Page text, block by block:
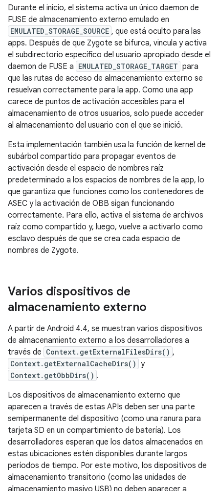
Durante el inicio, el sistema activa un único daemon de
FUSE de almacenamiento externo emulado en
EMULATED_STORAGE_SOURCE , que está oculto para las
apps. Después de que Zygote se bifurca, vincula y activa
el subdirectorio específico del usuario apropiado desde el
daemon de FUSE a EMULATED_STORAGE_TARGET para
que las rutas de acceso de almacenamiento externo se
resuelvan correctamente para la app. Como una app
carece de puntos de activación accesibles para el
almacenamiento de otros usuarios, solo puede acceder
al almacenamiento del usuario con el que se inició.
Esta implementación también usa la función de kernel de
subárbol compartido para propagar eventos de
activación desde el espacio de nombres raíz
predeterminado a los espacios de nombres de la app, lo
que garantiza que funciones como los contenedores de
ASEC y la activación de OBB sigan funcionando
correctamente. Para ello, activa el sistema de archivos
raíz como compartido y, luego, vuelve a activarlo como
esclavo después de que se crea cada espacio de
nombres de Zygote.
Varios dispositivos de
almacenamiento externo
A partir de Android 4.4, se muestran varios dispositivos
de almacenamiento externo a los desarrolladores a
través de Context.getExternalFilesDirs() ,
Context.getExternalCacheDirs() y
Context.getObbDirs() .
Los dispositivos de almacenamiento externo que
aparecen a través de estas APIs deben ser una parte
semipermanente del dispositivo (como una ranura para
tarjeta SD en un compartimiento de batería). Los
desarrolladores esperan que los datos almacenados en
estas ubicaciones estén disponibles durante largos
períodos de tiempo. Por este motivo, los dispositivos de
almacenamiento transitorio (como las unidades de
almacenamiento masivo USB) no deben aparecer a